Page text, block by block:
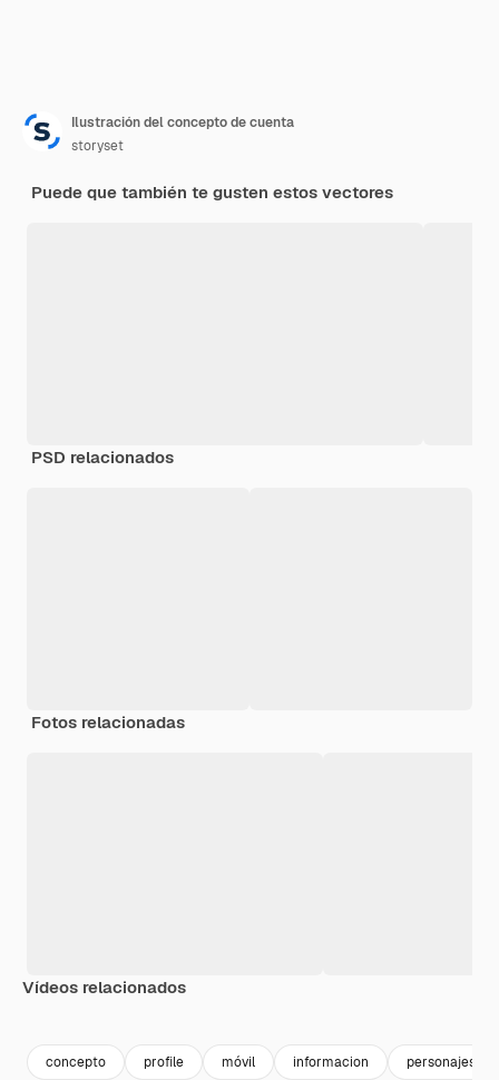
Ilustración del concepto de cuenta
storyset
Puede que también te gusten estos vectores
PSD relacionados
Fotos relacionadas
Vídeos relacionados
concepto profile móvil informacion personajes